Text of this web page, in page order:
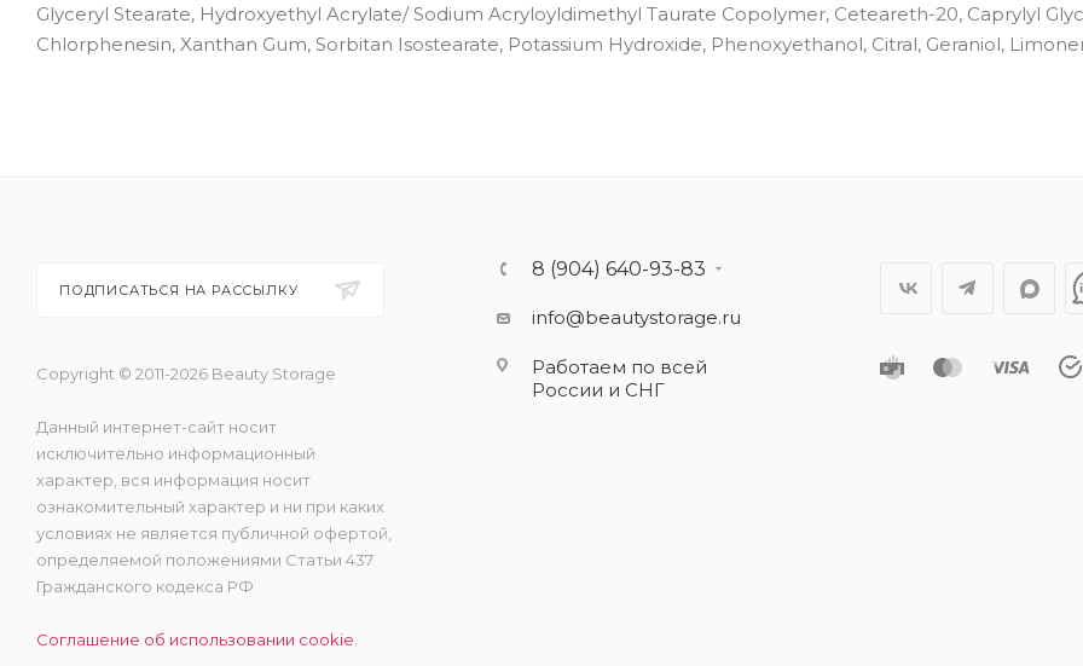
Glyceryl Stearate, Hydroxyethyl Acrylate/ Sodium Acryloyldimethyl Taurate Copolymer, Ceteareth-20, Caprylyl
Chlorphenesin, Xanthan Gum, Sorbitan Isostearate, Potassium Hydroxide, Phenoxyethanol, Citral, Geraniol,
ПОДПИСАТЬСЯ НА РАССЫЛКУ
Copyright © 2011-2026 Beauty Storage
Данный интернет-сайт носит
исключительно информационный
характер, вся информация носит
ознакомительный характер и ни при каких
условиях не является публичной офертой,
определяемой положениями Статьи 437
Гражданского кодекса РФ
Соглашение об использовании cookie.
8 (904) 640-93-83
info@beautystorage.ru
Работаем по всей
России и СНГ